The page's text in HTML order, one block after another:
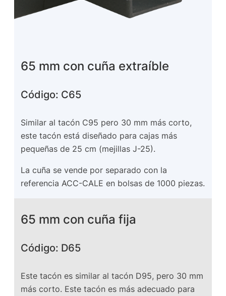
65 mm con cuña extraíble
Código: C65
Similar al tacón C95 pero 30 mm más corto,
este tacón está diseñado para cajas más
pequeñas de 25 cm (mejillas J-25).
La cuña se vende por separado con la
referencia ACC-CALE en bolsas de 1000 piezas.
65 mm con cuña fija
Código: D65
Este tacón es similar al tacón D95, pero 30 mm
más corto. Este tacón es más adecuado para